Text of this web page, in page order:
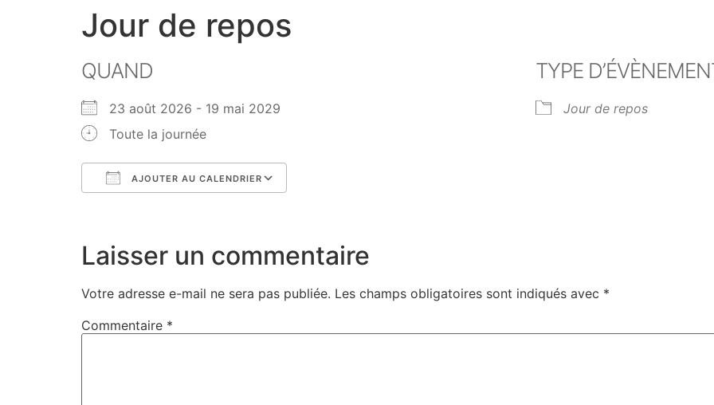
Jour de repos
QUAND
23 août 2026 - 19 mai 2029
Toute la journée
AJOUTER AU CALENDRIER
TYPE
Jour de repos
Laisser un commentaire
Votre adresse e-mail ne sera pas publiée. Les champs obligatoires sont indiqués avec *
Commentaire *